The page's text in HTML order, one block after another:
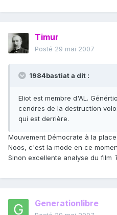
Timur
Posté 29 mai 2007
1984bastiat a dit :
Eliot est membre d'AL.
cendres de la destruction
qui est derrière.
Mouvement Démocrate à la
Noos, c'est la mode en ce
Sinon excellente analyse du film
Generationlibre